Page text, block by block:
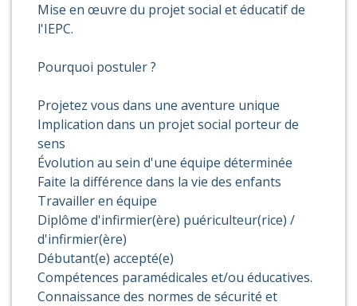
Mise en œuvre du projet social et éducatif de
l'IEPC.
Pourquoi postuler ?
Projetez vous dans une aventure unique
Implication dans un projet social porteur de
sens
Évolution au sein d'une équipe déterminée
Faite la différence dans la vie des enfants
Travailler en équipe
Diplôme d'infirmier(ère) puériculteur(rice) /
d'infirmier(ère)
Débutant(e) accepté(e)
Compétences paramédicales et/ou éducatives.
Connaissance des normes de sécurité et